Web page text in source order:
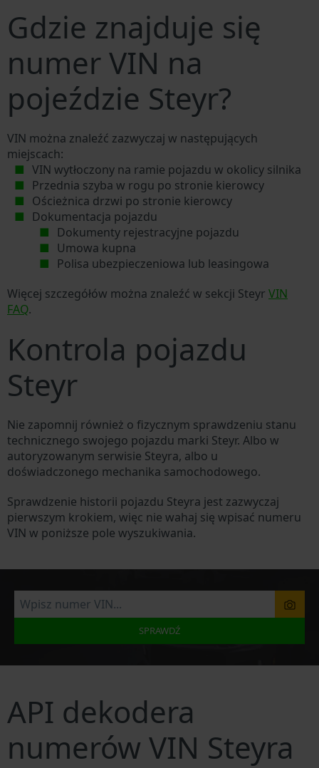
Gdzie znajduje się
numer VIN na
pojeździe Steyr?
VIN można znaleźć zazwyczaj w następujących
miejscach:
VIN wytłoczony na ramie pojazdu w okolicy silnika
Przednia szyba w rogu po stronie kierowcy
Ościeżnica drzwi po stronie kierowcy
Dokumentacja pojazdu
Dokumenty rejestracyjne pojazdu
Umowa kupna
Polisa ubezpieczeniowa lub leasingowa
Więcej szczegółów można znaleźć w sekcji Steyr VIN
FAQ.
Kontrola pojazdu
Steyr
Nie zapomnij również o fizycznym sprawdzeniu stanu
technicznego swojego pojazdu marki Steyr. Albo w
autoryzowanym serwisie Steyra, albo u
doświadczonego mechanika samochodowego.
Sprawdzenie historii pojazdu Steyra jest zazwyczaj
pierwszym krokiem, więc nie wahaj się wpisać numeru
VIN w poniższe pole wyszukiwania.
SPRAWDŹ
API dekodera
numerów VIN Steyra